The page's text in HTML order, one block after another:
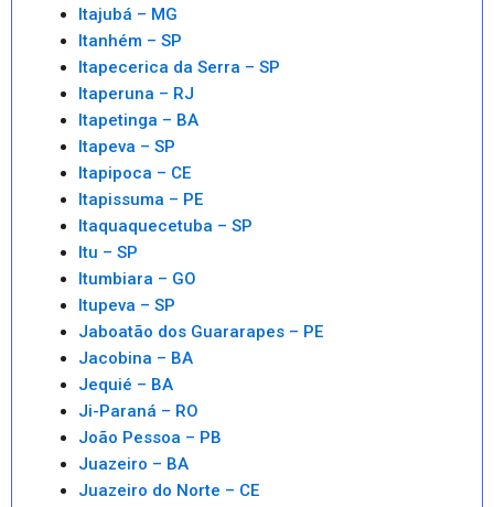
Itajubá – MG
Itanhém – SP
Itapecerica da Serra – SP
Itaperuna – RJ
Itapetinga – BA
Itapeva – SP
Itapipoca – CE
Itapissuma – PE
Itaquaquecetuba – SP
Itu – SP
Itumbiara – GO
Itupeva – SP
Jaboatão dos Guararapes – PE
Jacobina – BA
Jequié – BA
Ji-Paraná – RO
João Pessoa – PB
Juazeiro – BA
Juazeiro do Norte – CE